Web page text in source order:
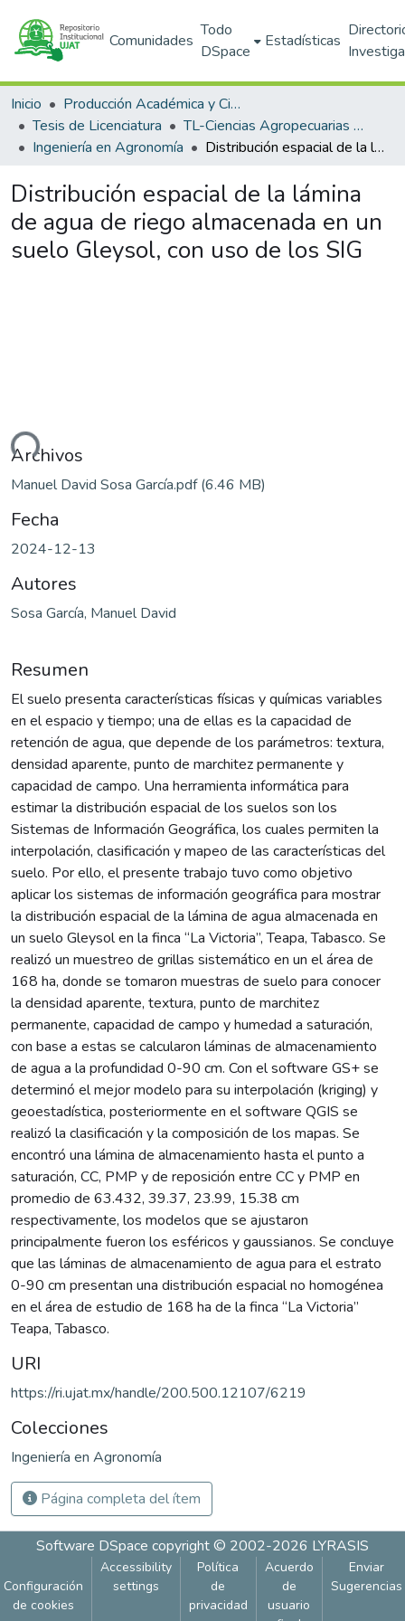
Comunidades
Todo
DSpace
Estadísticas
Inicio
Producción Académica y Científica
Tesis de Licenciatura
TL-Ciencias Agropecuarias (DACA)
Ingeniería en Agronomía
Distribución espacial de la lámina de agua de riego almacenada en un suelo Gleysol, con uso de los SIG
Distribución espacial de la lámina
de agua de riego almacenada en un
suelo Gleysol, con uso de los SIG
Archivos
Manuel David Sosa García.pdf(6.46 MB)
Fecha
2024-12-13
Autores
Sosa García, Manuel David
Resumen
El suelo presenta características físicas y químicas variables
en el espacio y tiempo; una de ellas es la capacidad de
retención de agua, que depende de los parámetros: textura,
densidad aparente, punto de marchitez permanente y
capacidad de campo. Una herramienta informática para
estimar la distribución espacial de los suelos son los
Sistemas de Información Geográfica, los cuales permiten la
interpolación, clasificación y mapeo de las características del
suelo. Por ello, el presente trabajo tuvo como objetivo
aplicar los sistemas de información geográfica para mostrar
la distribución espacial de la lámina de agua almacenada en
un suelo Gleysol en la finca “La Victoria”, Teapa, Tabasco. Se
realizó un muestreo de grillas sistemático en un el área de
168 ha, donde se tomaron muestras de suelo para conocer
la densidad aparente, textura, punto de marchitez
permanente, capacidad de campo y humedad a saturación,
con base a estas se calcularon láminas de almacenamiento
de agua a la profundidad 0-90 cm. Con el software GS+ se
determinó el mejor modelo para su interpolación (kriging) y
geoestadística, posteriormente en el software QGIS se
realizó la clasificación y la composición de los mapas. Se
encontró una lámina de almacenamiento hasta el punto a
saturación, CC, PMP y de reposición entre CC y PMP en
promedio de 63.432, 39.37, 23.99, 15.38 cm
respectivamente, los modelos que se ajustaron
principalmente fueron los esféricos y gaussianos. Se concluye
que las láminas de almacenamiento de agua para el estrato
0-90 cm presentan una distribución espacial no homogénea
en el área de estudio de 168 ha de la finca “La Victoria”
Teapa, Tabasco.
URI
https://ri.ujat.mx/handle/200.500.12107/6219
Colecciones
Ingeniería en Agronomía
Página completa del ítem
Software DSpace copyright © 2002-2026 LYRASIS
Configuración
de cookies
Accessibility
settings
Política
de
privacidad
Acuerdo
de
usuario
Enviar
Sugerencias